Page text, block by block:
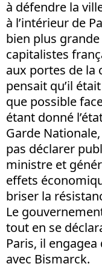
à défendre la
à l’intérieur de
bien plus
capitalistes
aux portes de la
pensait qu’il
que possible
étant donné
Garde
pas déclarer
ministre et
effets
briser la
Le
tout en se
Paris, il
avec Bismarck.